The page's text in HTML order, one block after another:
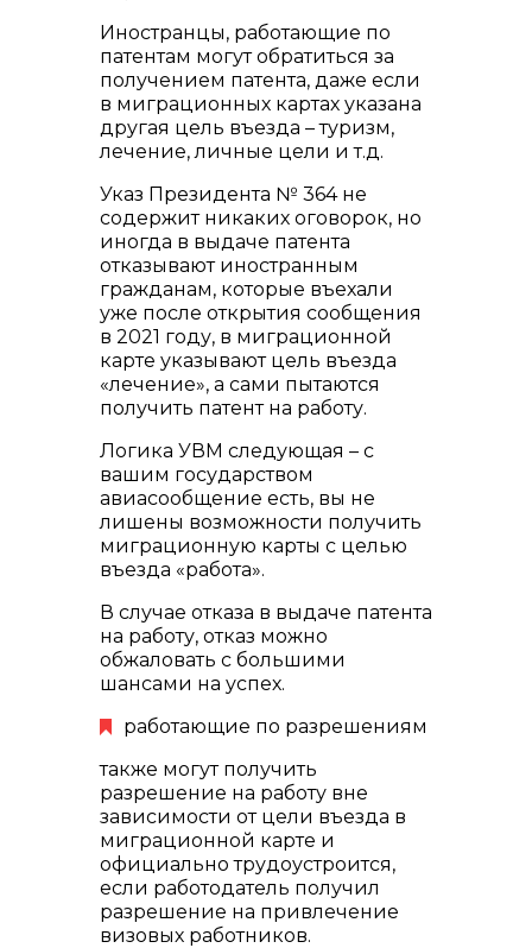
Иностранцы, работающие по
патентам могут обратиться за
получением патента, даже если
в миграционных картах указана
другая цель въезда – туризм,
лечение, личные цели и т.д.
Указ Президента № 364 не
содержит никаких оговорок, но
иногда в выдаче патента
отказывают иностранным
гражданам, которые въехали
уже после открытия сообщения
в 2021 году, в миграционной
карте указывают цель въезда
«лечение», а сами пытаются
получить патент на работу.
Логика УВМ следующая – с
вашим государством
авиасообщение есть, вы не
лишены возможности получить
миграционную карты с целью
въезда «работа».
В случае отказа в выдаче патента
на работу, отказ можно
обжаловать с большими
шансами на успех.
работающие по разрешениям
также могут получить
разрешение на работу вне
зависимости от цели въезда в
миграционной карте и
официально трудоустроится,
если работодатель получил
разрешение на привлечение
визовых работников.